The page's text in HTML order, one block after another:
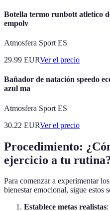
Botella termo runbott atletico
empolv
Atmosfera Sport ES
29.99 EURVer el precio
Bañador de natación speedo
azul ma
Atmosfera Sport ES
30.22 EURVer el precio
Procedimiento:
ejercicio a tu
Para comenzar a experimentar
bienestar emocional, sigue estos
Establece metas realistas